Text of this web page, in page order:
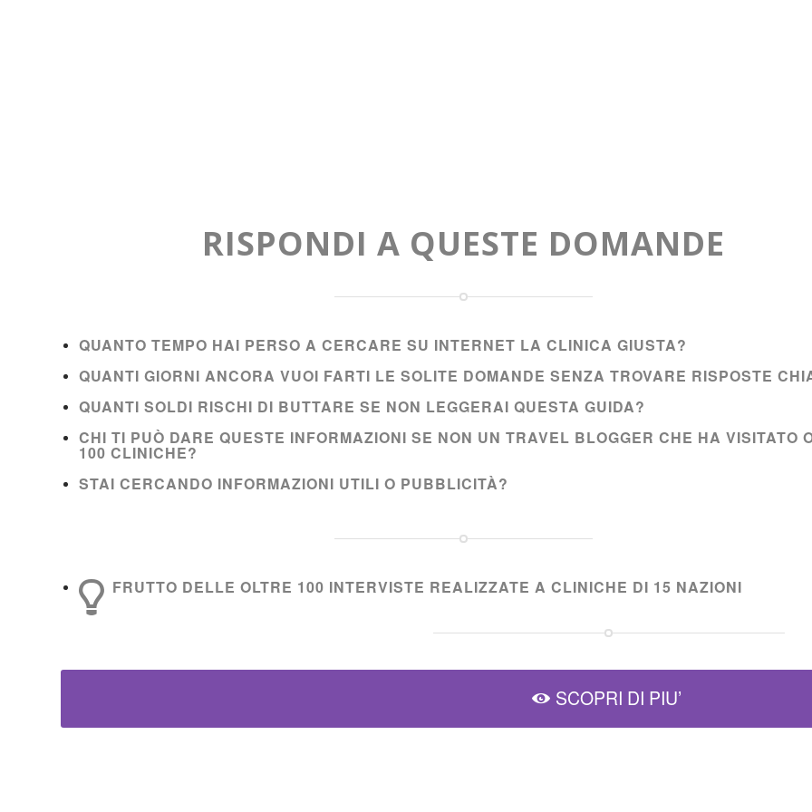
RISPONDI A QUESTE DOMANDE
QUANTO TEMPO HAI PERSO A CERCARE SU INTERNET LA CLINICA GIUSTA?
QUANTI GIORNI ANCORA VUOI FARTI LE SOLITE DOMANDE SENZA TROVARE RISPOSTE
QUANTI SOLDI RISCHI DI BUTTARE SE NON LEGGERAI QUESTA GUIDA?
CHI TI PUÒ DARE QUESTE INFORMAZIONI SE NON UN TRAVEL BLOGGER CHE HA VISITATO
100 CLINICHE?
STAI CERCANDO INFORMAZIONI UTILI O PUBBLICITÀ?
FRUTTO DELLE OLTRE 100 INTERVISTE REALIZZATE A CLINICHE DI 15 NAZIONI
SCOPRI DI PIU’